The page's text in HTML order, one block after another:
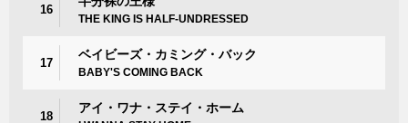
16
THE KING IS HALF-UNDRESSED
17
ベイビーズ・カミング・バック
BABY'S COMING BACK
18
アイ・ワナ・ステイ・ホーム